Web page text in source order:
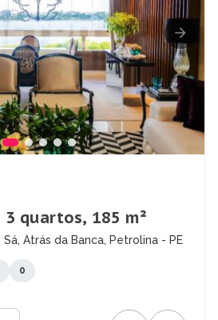
quartos, 185 m²
Atrás da Banca, Petrolina - PE
0